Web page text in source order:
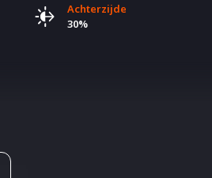
Achterzijde
30%